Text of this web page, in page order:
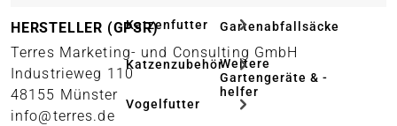
Katzenfutter
Katzenzubehör
Vogelfutter
Gartenabfallsäcke
Weitere
Gartengeräte & -
helfer
HERSTELLER (GPSR)
Terres Marketing- und Consulting GmbH
Industrieweg 110
48155 Münster
info@terres.de